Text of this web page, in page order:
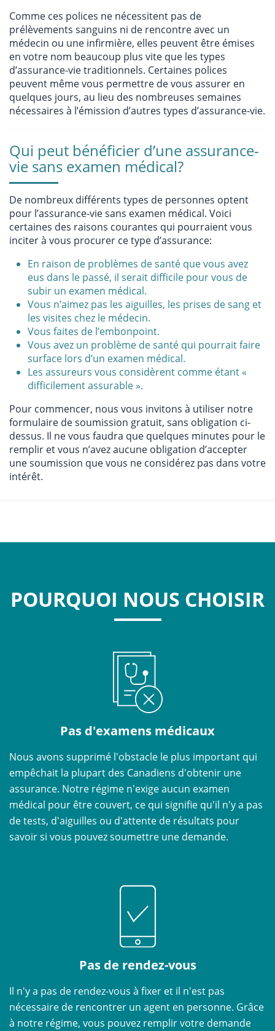
Comme ces polices ne nécessitent pas de
prélèvements sanguins ni de rencontre avec un
médecin ou une infirmière, elles peuvent être émises
en votre nom beaucoup plus vite que les types
d’assurance-vie traditionnels. Certaines polices
peuvent même vous permettre de vous assurer en
quelques jours, au lieu des nombreuses semaines
nécessaires à l’émission d’autres types d’assurance-vie.
Qui peut bénéficier d’une assurance-
vie sans examen médical?
De nombreux différents types de personnes optent
pour l’assurance-vie sans examen médical. Voici
certaines des raisons courantes qui pourraient vous
inciter à vous procurer ce type d’assurance:
En raison de problèmes de santé que vous avez
eus dans le passé, il serait difficile pour vous de
subir un examen médical.
Vous n’aimez pas les aiguilles, les prises de sang et
les visites chez le médecin.
Vous faites de l’embonpoint.
Vous avez un problème de santé qui pourrait faire
surface lors d’un examen médical.
Les assureurs vous considèrent comme étant «
difficilement assurable ».
Pour commencer, nous vous invitons à utiliser notre
formulaire de soumission gratuit, sans obligation ci-
dessus. Il ne vous faudra que quelques minutes pour le
remplir et vous n’avez aucune obligation d’accepter
une soumission que vous ne considérez pas dans votre
intérêt.
POURQUOI NOUS CHOISIR
Pas d'examens médicaux
Nous avons supprimé l'obstacle le plus important qui
empêchait la plupart des Canadiens d'obtenir une
assurance. Notre régime n'exige aucun examen
médical pour être couvert, ce qui signifie qu'il n'y a pas
de tests, d'aiguilles ou d'attente de résultats pour
savoir si vous pouvez soumettre une demande.
Pas de rendez-vous
Il n'y a pas de rendez-vous à fixer et il n'est pas
nécessaire de rencontrer un agent en personne. Grâce
à notre régime, vous pouvez remplir votre demande